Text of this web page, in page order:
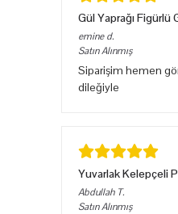
Gül Yaprağı Figürlü
emine d.
Satın Alınmış
Siparişim hemen
dileğiyle
Yuvarlak Kelepçeli
Abdullah T.
Satın Alınmış